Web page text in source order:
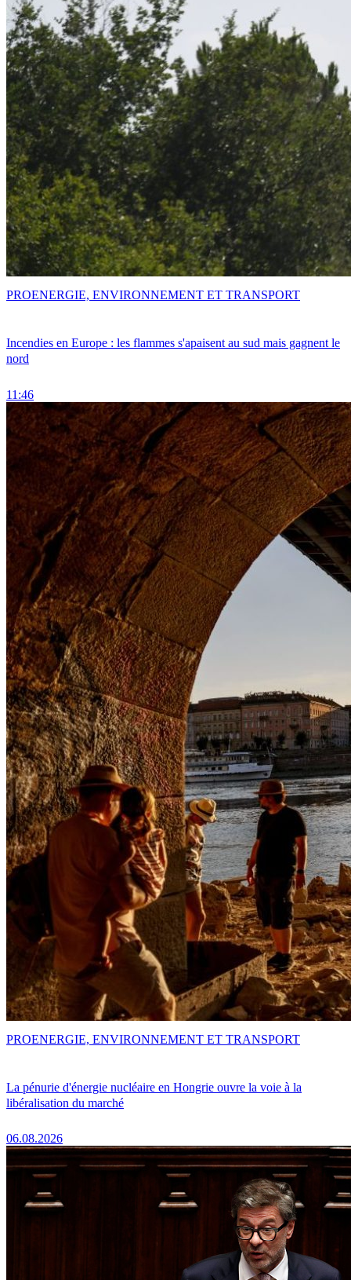
Incendies en Europe : les flammes s'apaisent au sud mais gagnent le
nord
11:46
PROENERGIE, ENVIRONNEMENT ET TRANSPORT
La pénurie d'énergie nucléaire en Hongrie ouvre la voie à la
libéralisation du marché
06.08.2026
PROENERGIE, ENVIRONNEMENT ET TRANSPORT